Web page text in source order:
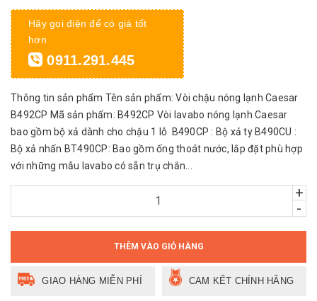
Hãy gọi điện để có giá tốt
hơn
0911.291.445
Thông tin sản phẩm Tên sản phẩm: Vòi chậu nóng lạnh Caesar
B492CP Mã sản phẩm: B492CP Vòi lavabo nóng lạnh Caesar
bao gồm bộ xả dành cho chậu 1 lỗ B490CP : Bộ xả ty B490CU :
Bộ xả nhấn BT490CP: Bao gồm ống thoát nước, lắp đặt phù hợp
với những mẫu lavabo có sẵn trụ chắn...
+
-
THÊM VÀO GIỎ HÀNG
GIAO HÀNG MIỄN PHÍ CAM KẾT CHÍNH HÃNG